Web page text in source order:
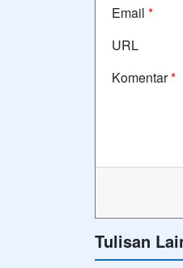
Email *
URL
Komentar*
Tulisan